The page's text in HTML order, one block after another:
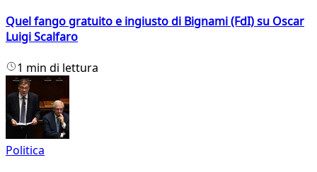
Quel fango gratuito e ingiusto di Bignami (FdI) su Oscar
Luigi Scalfaro
1 min di lettura
Politica